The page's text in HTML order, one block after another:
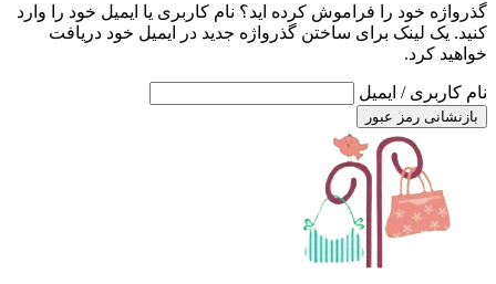
گذرواژه خود را فراموش کرده اید؟ نام کاربری یا ایمیل خود را وارد
کنید. یک لینک برای ساختن گذرواژه جدید در ایمیل خود دریافت
خواهید کرد.
نام کاربری / ایمیل
بازنشانی رمز عبور